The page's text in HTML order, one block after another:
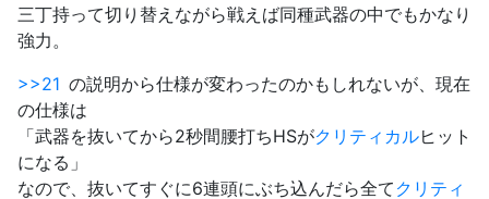
三丁持って切り替えながら戦えば同種武器の中でもかなり
強力。
>>21 の説明から仕様が変わったのかもしれないが、現在
の仕様は
「武器を抜いてから2秒間腰打ちHSがクリティカルヒット
になる」
なので、抜いてすぐに6連頭にぶち込んだら全て クリティ